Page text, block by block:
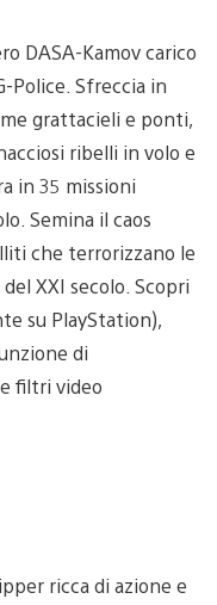
DASA-Kamov carico
Police. Sfreccia in
grattacieli e ponti,
ribelli in volo e
in 35 missioni
Semina il caos
che terrorizzano le
XXI secolo. Scopri
su PlayStation),
di
filtri video
ricca di azione e